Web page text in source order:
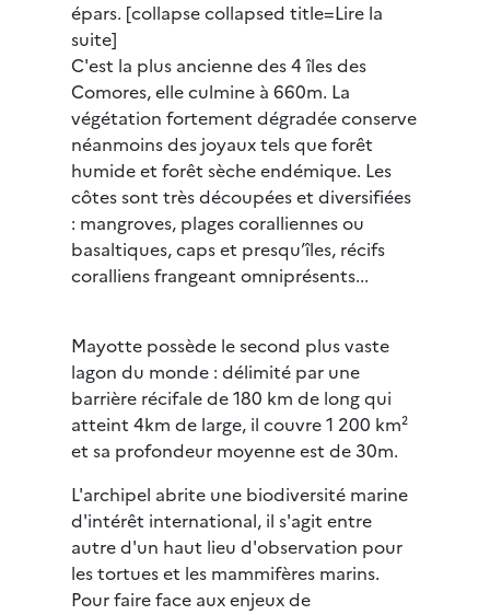
épars. [collapse collapsed title=Lire la
suite]
C'est la plus ancienne des 4 îles des
Comores, elle culmine à 660m. La
végétation fortement dégradée conserve
néanmoins des joyaux tels que forêt
humide et forêt sèche endémique. Les
côtes sont très découpées et diversifiées
: mangroves, plages coralliennes ou
basaltiques, caps et presqu’îles, récifs
coralliens frangeant omniprésents...
Mayotte possède le second plus vaste
lagon du monde : délimité par une
barrière récifale de 180 km de long qui
atteint 4km de large, il couvre 1 200 km²
et sa profondeur moyenne est de 30m.
L'archipel abrite une biodiversité marine
d'intérêt international, il s'agit entre
autre d'un haut lieu d'observation pour
les tortues et les mammifères marins.
Pour faire face aux enjeux de